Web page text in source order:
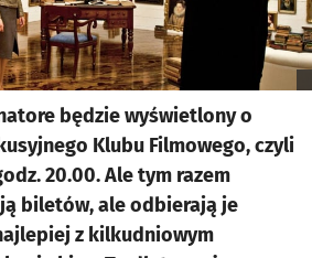
będzie wyświetlony o
Klubu Filmowego, czyli
20.00. Ale tym razem
biletów, ale odbierają je
z kilkudniowym